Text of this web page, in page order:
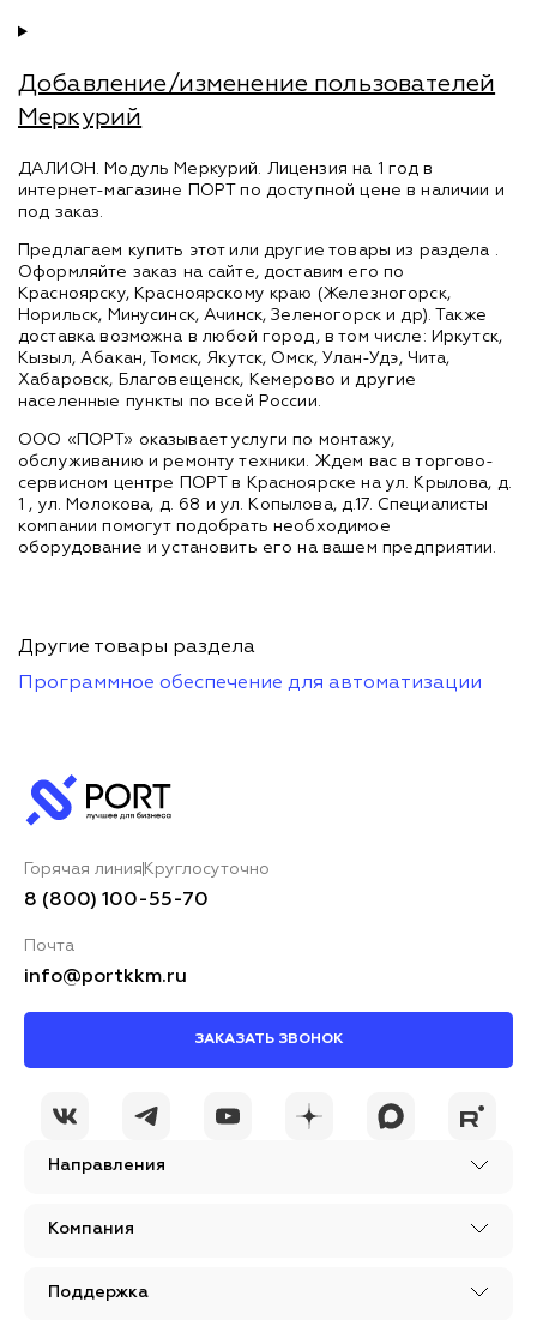
Добавление/изменение пользователей
Меркурий
ДАЛИОН. Модуль Меркурий. Лицензия на 1 год в
интернет-магазине ПОРТ по доступной цене в наличии и
под заказ.
Предлагаем купить этот или другие товары из раздела .
Оформляйте заказ на сайте, доставим его по
Красноярску, Красноярскому краю (Железногорск,
Норильск, Минусинск, Ачинск, Зеленогорск и др). Также
доставка возможна в любой город, в том числе: Иркутск,
Кызыл, Абакан, Томск, Якутск, Омск, Улан-Удэ, Чита,
Хабаровск, Благовещенск, Кемерово и другие
населенные пункты по всей России.
ООО «ПОРТ» оказывает услуги по монтажу,
обслуживанию и ремонту техники. Ждем вас в торгово-
сервисном центре ПОРТ в Красноярске на ул. Крылова, д.
1 , ул. Молокова, д. 68 и ул. Копылова, д.17. Специалисты
компании помогут подобрать необходимое
оборудование и установить его на вашем предприятии.
Другие товары раздела
Программное обеспечение для автоматизации
Направления
Компания
Поддержка
Горячая линия Круглосуточно
8 (800) 100-55-70
Почта
info@portkkm.ru
ЗАКАЗАТЬ ЗВОНОК